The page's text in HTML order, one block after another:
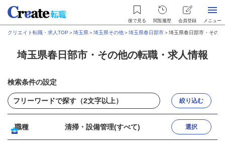
後で見る 閲覧履歴 会員登録 メニュー
クリエイト転職・求人TOP ＞埼玉県＞埼玉県その他＞埼玉県春日部市＞埼玉県春日部市・その
埼玉県春日部市・その他の転職・求人情報
検索条件の設定
絞り込む
職種 清掃・設備管理(すべて) 選択